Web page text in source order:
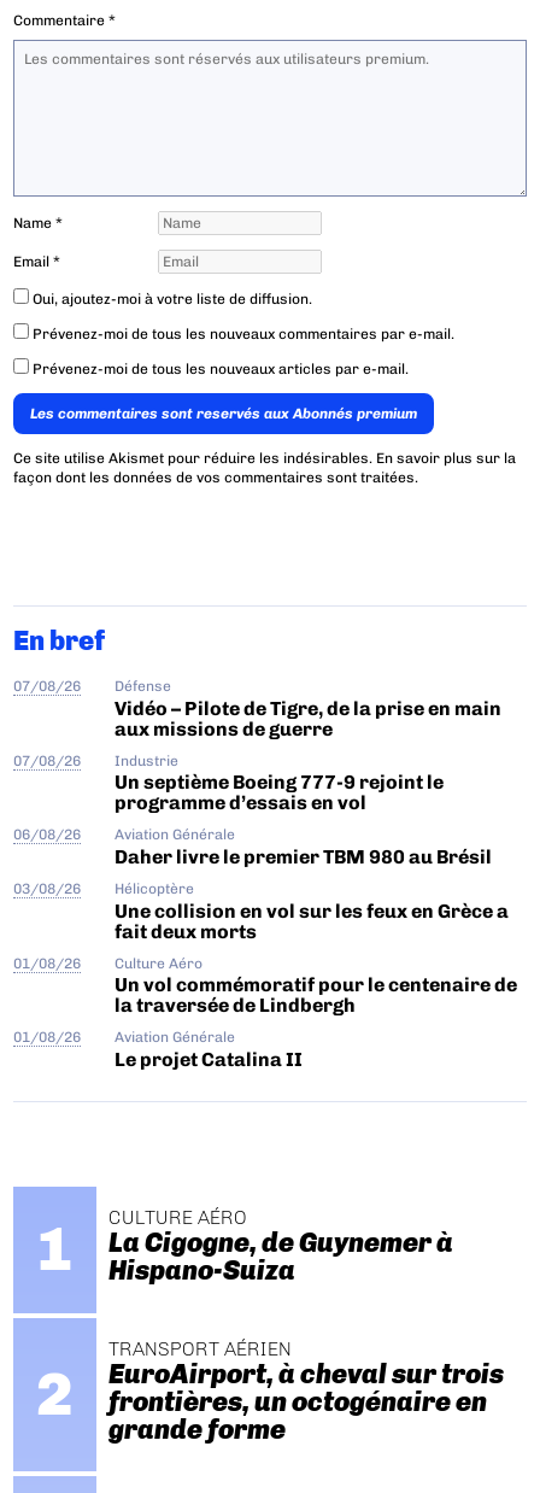
Commentaire*
Name*
Email*
Oui, ajoutez-moi à votre liste de diffusion.
Prévenez-moi de tous les nouveaux commentaires par e-mail.
Prévenez-moi de tous les nouveaux articles par e-mail.
Les commentaires sont reservés aux Abonnés premium
Ce site utilise Akismet pour réduire les indésirables. En savoir plus sur la
façon dont les données de vos commentaires sont traitées.
En bref
07/08/26 Défense
Vidéo – Pilote de Tigre, de la prise en main
aux missions de guerre
07/08/26 Industrie
Un septième Boeing 777-9 rejoint le
programme d’essais en vol
06/08/26 Aviation Générale
Daher livre le premier TBM 980 au Brésil
03/08/26 Hélicoptère
Une collision en vol sur les feux en Grèce a
fait deux morts
01/08/26 Culture Aéro
Un vol commémoratif pour le centenaire de
la traversée de Lindbergh
01/08/26 Aviation Générale
Le projet Catalina II
CULTURE AÉRO
La Cigogne, de Guynemer à
Hispano-Suiza
TRANSPORT AÉRIEN
EuroAirport, à cheval sur trois
frontières, un octogénaire en
grande forme